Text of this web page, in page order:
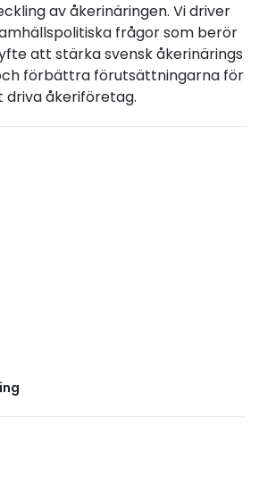
Vilka moment de får
annat på utbildning,
behörigheter de har. Det kan
sig rutiner i verksamheten,
lasta och lossa gods och för
rätt förutsättningar kan även
organisationenEn viktig del av
är att det inte bara gynnar
egna medarbetare får en
genom att dela med sig av
av åkerinäringen. Vi driver
frågor som berör
att stärka svensk åkerinärings
förbättra förutsättningarna för
driva åkeriföretag.